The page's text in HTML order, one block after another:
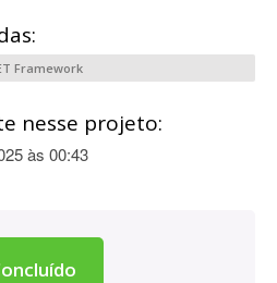
Framework
nesse projeto:
às 00:43